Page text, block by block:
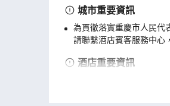
城市重要資訊
為貫徹落實重慶市人民代
請聯繫酒店賓客服務中心
酒店重要資訊